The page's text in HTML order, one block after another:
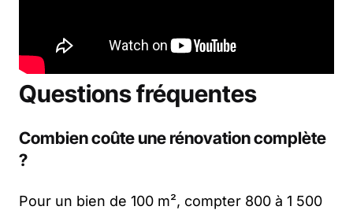
Questions fréquentes
Combien coûte une rénovation complète
?
Pour un bien de 100 m², compter 800 à 1 500